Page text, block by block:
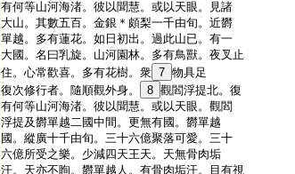
有何等山河海渚。彼以聞慧。或以天眼。見諸
大山。其數五百。金銀＊頗梨一千由旬。近欝
單越。多有蓮花。如日初出。過此山已。有一
大國。名曰乳旋。山河園林。多有鳥獸。夜叉止
住。心常歡喜。多有花樹。衆 7 物具足
復次修行者。隨順觀外身。
8 觀閻浮提北。復
有何等山河海渚。彼以聞慧。或以天眼。觀閻
浮提及欝單越二國中間。更無有國。欝單越
國。縱廣十千由旬。三十六億聚落可愛。三十
六億所受之樂。少減四天王天。天無骨肉垢
汗。天亦不眴。欝單越人。有骨肉垢汗。目有視